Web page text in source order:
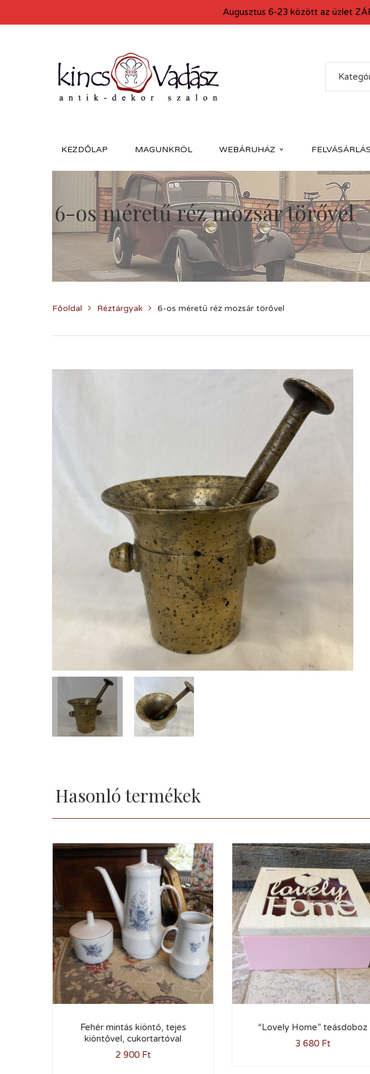
KEZDŐLAP MAGUNKRÓL WEBÁRUHÁZ FELVÁSÁRLÁS
6-os méretű réz mozsár törővel
Főoldal Réztárgyak 6-os méretű réz mozsár törővel
Hasonló termékek
Fehér mintás kiöntő, tejes
kiöntővel, cukortartóval
2 900 Ft
“Lovely Home” teásdoboz
3 680 Ft
Augusztus 6-23 között az üzlet